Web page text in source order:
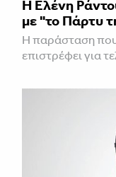
H Ελένη
με "το Πάρτυ
Η παράσταση που
επιστρέφει για